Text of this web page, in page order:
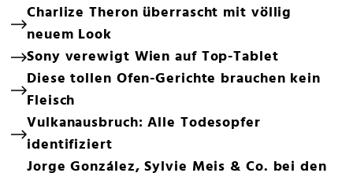
Charlize Theron überrascht mit völlig
neuem Look
Sony verewigt Wien auf Top-Tablet
Diese tollen Ofen-Gerichte brauchen kein
Fleisch
Vulkanausbruch: Alle Todesopfer
identifiziert
Jorge González, Sylvie Meis & Co. bei den